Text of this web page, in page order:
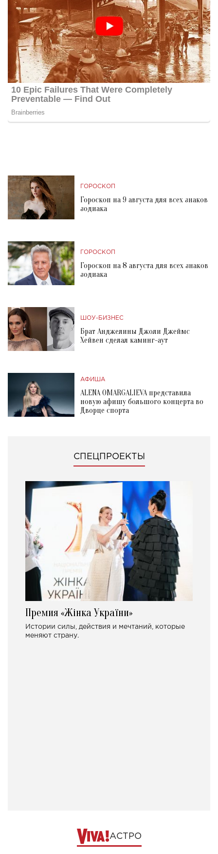
ГОРОСКОП
Гороскоп на 9 августа для всех знаков
зодиака
ГОРОСКОП
Гороскоп на 8 августа для всех знаков
зодиака
ШОУ-БИЗНЕС
Брат Анджелины Джоли Джеймс
Хейвен сделал каминг-аут
АФИША
ALENA OMARGALIEVA представила
новую афишу большого концерта во
Дворце спорта
СПЕЦПРОЕКТЫ
Премия «Жінка України»
Истории силы, действия и мечтаний, которые
меняют страну.
АСТРО